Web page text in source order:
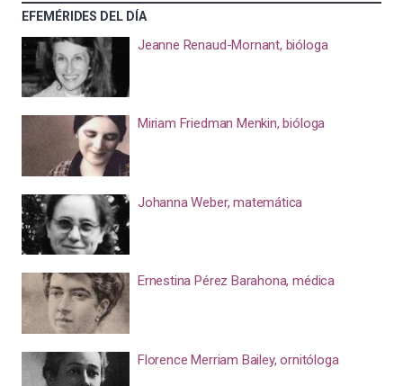
EFEMÉRIDES DEL DÍA
Jeanne Renaud-Mornant, bióloga
Miriam Friedman Menkin, bióloga
Johanna Weber, matemática
Ernestina Pérez Barahona, médica
Florence Merriam Bailey, ornitóloga